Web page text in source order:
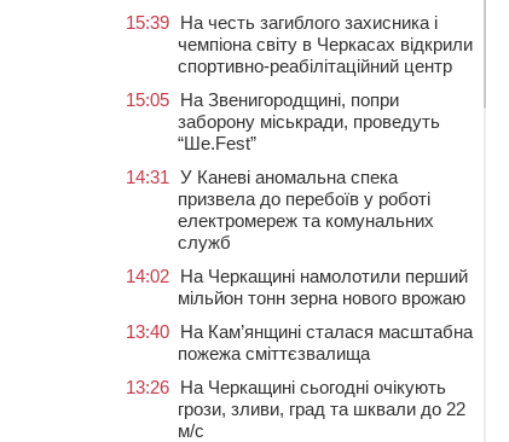
15:39 На честь загиблого захисника і
чемпіона світу в Черкасах відкрили
спортивно-реабілітаційний центр
15:05 На Звенигородщині, попри
заборону міськради, проведуть
“Ше.Fest”
14:31 У Каневі аномальна спека
призвела до перебоїв у роботі
електромереж та комунальних
служб
14:02 На Черкащині намолотили перший
мільйон тонн зерна нового врожаю
13:40 На Кам’янщині сталася масштабна
пожежа сміттєзвалища
13:26 На Черкащині сьогодні очікують
грози, зливи, град та шквали до 22
м/с